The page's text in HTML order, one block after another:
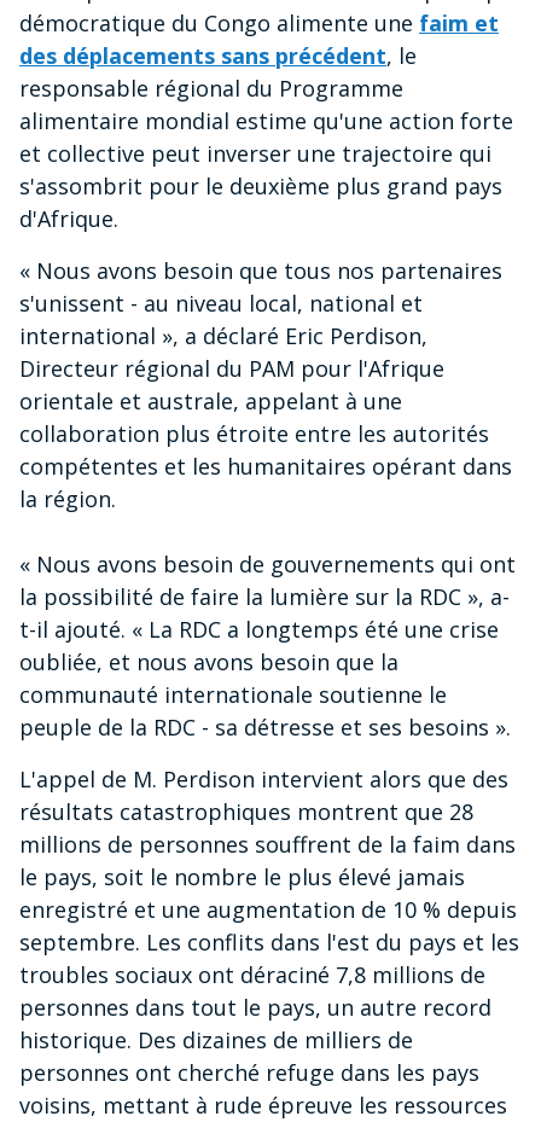
démocratique du Congo alimente une faim et
des déplacements sans précédent, le
responsable régional du Programme
alimentaire mondial estime qu'une action forte
et collective peut inverser une trajectoire qui
s'assombrit pour le deuxième plus grand pays
d'Afrique.
« Nous avons besoin que tous nos partenaires
s'unissent - au niveau local, national et
international », a déclaré Eric Perdison,
Directeur régional du PAM pour l'Afrique
orientale et australe, appelant à une
collaboration plus étroite entre les autorités
compétentes et les humanitaires opérant dans
la région.
« Nous avons besoin de gouvernements qui ont
la possibilité de faire la lumière sur la RDC », a-
t-il ajouté. « La RDC a longtemps été une crise
oubliée, et nous avons besoin que la
communauté internationale soutienne le
peuple de la RDC - sa détresse et ses besoins ».
L'appel de M. Perdison intervient alors que des
résultats catastrophiques montrent que 28
millions de personnes souffrent de la faim dans
le pays, soit le nombre le plus élevé jamais
enregistré et une augmentation de 10 % depuis
septembre. Les conflits dans l'est du pays et les
troubles sociaux ont déraciné 7,8 millions de
personnes dans tout le pays, un autre record
historique. Des dizaines de milliers de
personnes ont cherché refuge dans les pays
voisins, mettant à rude épreuve les ressources